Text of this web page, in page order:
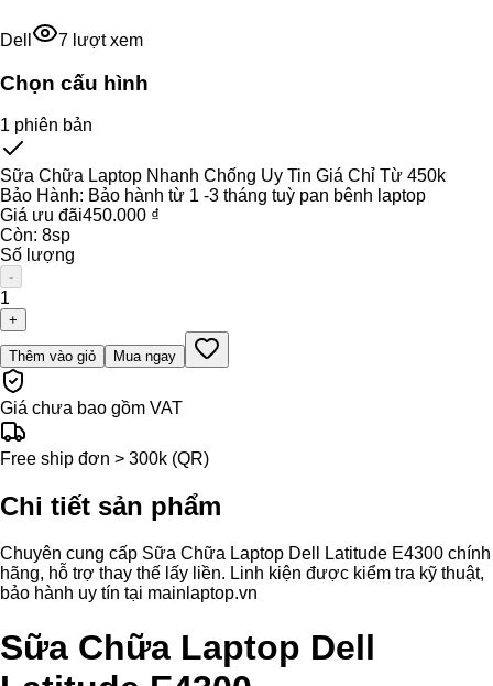
Dell 7 lượt xem
Chọn cấu hình
1 phiên bản
Sữa Chữa Laptop Nhanh Chống Uy Tin Giá Chỉ Từ 450k
Bảo Hành: Bảo hành từ 1 -3 tháng tuỳ pan bênh laptop
Giá ưu đãi450.000 ₫
Còn: 8sp
Số lượng
-
1
+
Thêm vào giỏ Mua ngay
Giá chưa bao gồm VAT
Free ship đơn > 300k (QR)
Chi tiết sản phẩm
Chuyên cung cấp Sữa Chữa Laptop Dell Latitude E4300 chính
hãng, hỗ trợ thay thế lấy liền. Linh kiện được kiểm tra kỹ thuật,
bảo hành uy tín tại mainlaptop.vn
Sữa Chữa Laptop Dell